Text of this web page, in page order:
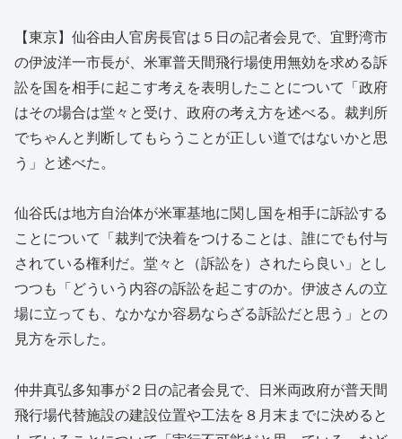
【東京】仙谷由人官房長官は５日の記者会見で、宜野湾市
の伊波洋一市長が、米軍普天間飛行場使用無効を求める訴
訟を国を相手に起こす考えを表明したことについて「政府
はその場合は堂々と受け、政府の考え方を述べる。裁判所
でちゃんと判断してもらうことが正しい道ではないかと思
う」と述べた。
仙谷氏は地方自治体が米軍基地に関し国を相手に訴訟する
ことについて「裁判で決着をつけることは、誰にでも付与
されている権利だ。堂々と（訴訟を）されたら良い」とし
つつも「どういう内容の訴訟を起こすのか。伊波さんの立
場に立っても、なかなか容易ならざる訴訟だと思う」との
見方を示した。
仲井真弘多知事が２日の記者会見で、日米両政府が普天間
飛行場代替施設の建設位置や工法を８月末までに決めると